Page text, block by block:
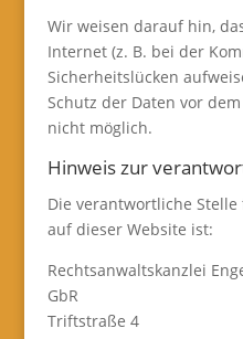
Wir weisen darauf hin,
Internet (z. B. bei der
Sicherheitslücken
Schutz der Daten vor
nicht möglich.
Hinweis zur
Die verantwortliche
auf dieser Website ist:
Rechtsanwaltskanzlei
GbR
Triftstraße 4